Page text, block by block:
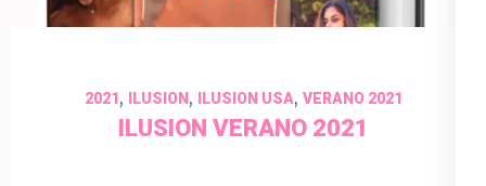
2021, ILUSION, ILUSION USA, VERANO 2021
ILUSION VERANO 2021